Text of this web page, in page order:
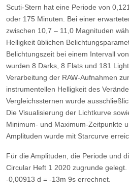
Scuti-Stern hat eine Periode von
oder 175 Minuten. Bei einer
zwischen 10,7 – 11,0 Magnituden
Helligkeit üblichen
Belichtungszeit bei einem Intervall
wurden 8 Darks, 8 Flats und 181
Verarbeitung der RAW-Aufnahmen
instrumentellen Helligkeit des
Vergleichssternen wurde
Die Visualisierung der Lichtkurve
Minimum- und Maximum-Zeitpunkte
Amplituden wurde mit Starcurve
Für die Amplituden, die Periode und
Circular Heft 1 2020 zugrunde
-0,00913 d = -13m 9s errechnet.